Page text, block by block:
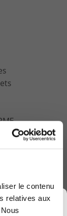
le contenu
relatives aux